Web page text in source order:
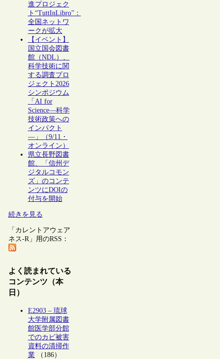
進プロジェク
ト“TuttInLibro”：
全国ネットワ
ークが拡大
【イベント】
国立国会図書
館（NDL）、
科学技術に関
する調査プロ
ジェクト2026
シンポジウム
「AI for
Science―科学
技術政策への
インパクト
―」（9/11・
オンライン）
県立長野図書
館、「信州デ
ジタルコモン
ズ」のコンテ
ンツにDOIの
付与を開始
続きを見る
「カレントアウェア
ネス-R」用のRSS：
よく読まれている
コンテンツ（本
日）
E2903 – 琉球
大学附属図書
館医学部分館
でのカビ被害
資料の清掃作
業（186）